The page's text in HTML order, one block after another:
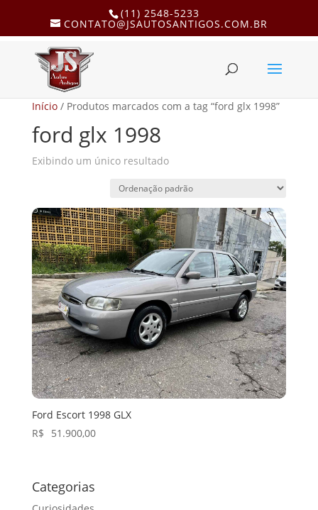
(11) 2548-5233
CONTATO@JSAUTOSANTIGOS.COM.BR
Início/ Produtos marcados com a tag “ford glx 1998”
ford glx 1998
Exibindo um único resultado
Ford Escort 1998 GLX
R$
51.900,00
Categorias